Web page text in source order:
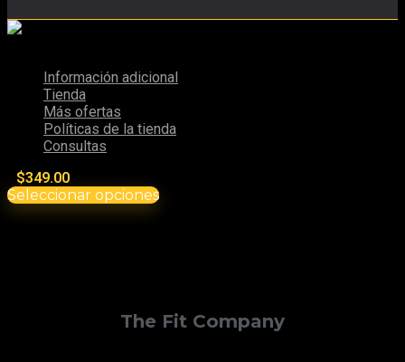
Información adicional
Tienda
Más ofertas
Políticas de la tienda
Consultas
$349.00
Seleccionar opciones
The Fit Company